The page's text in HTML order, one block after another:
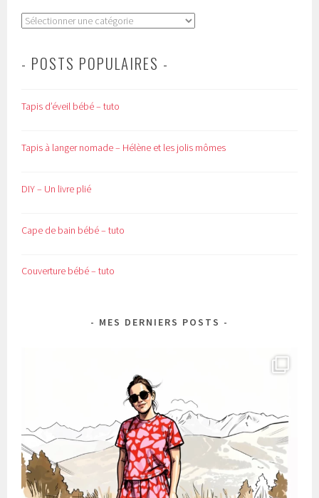
Catégories
- POSTS POPULAIRES -
Tapis d’éveil bébé – tuto
Tapis à langer nomade – Hélène et les jolis mômes
DIY – Un livre plié
Cape de bain bébé – tuto
Couverture bébé – tuto
MES DERNIERS POSTS